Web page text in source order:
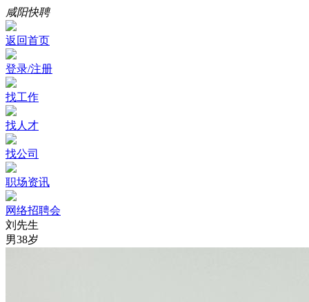
咸阳快聘
返回首页
登录/注册
找工作
找人才
找公司
职场资讯
网络招聘会
刘先生
男38岁